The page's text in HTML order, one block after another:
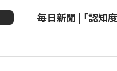
毎日新聞 | 「認知